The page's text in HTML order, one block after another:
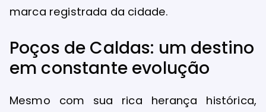
marca registrada da cidade.
Poços de Caldas: um destino
em constante evolução
Mesmo com sua rica herança histórica,